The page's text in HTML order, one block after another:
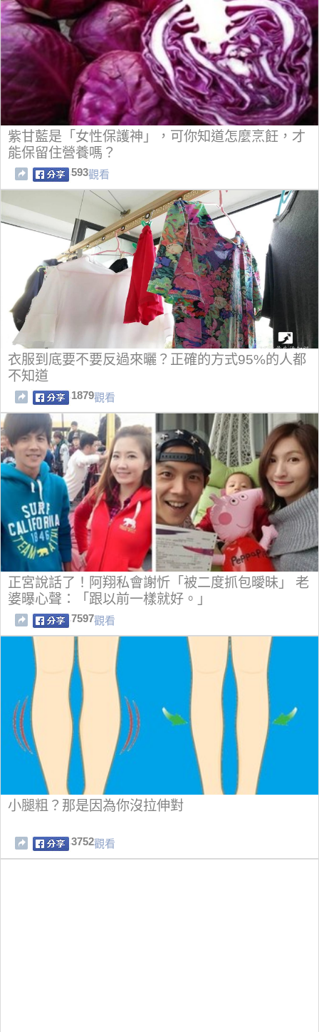
紫甘藍是「女性保護神」，可你知道怎麼烹飪，才
能保留住營養嗎？
593觀看
衣服到底要不要反過來曬？正確的方式95%的人都
不知道
1879觀看
正宮說話了！阿翔私會謝忻「被二度抓包曖昧」 老
婆曝心聲：「跟以前一樣就好。」
7597觀看
小腿粗？那是因為你沒拉伸對
3752觀看